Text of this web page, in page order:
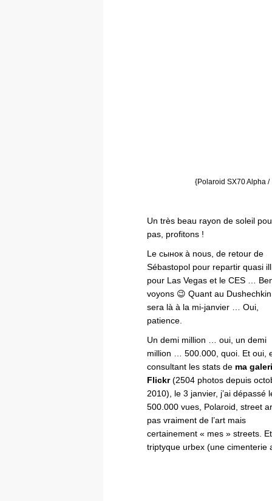
{Polaroid SX70 Alpha
Un très beau rayon de soleil
pas, profitons !
Le сынок à nous, de retour de
Sébastopol pour repartir quasi
pour Las Vegas et le CES …
voyons 😉 Quant au
sera là à la mi-janvier … Oui,
patience.
Un demi million … oui, un demi
million … 500.000, quoi. Et oui,
consultant les stats de ma
Flickr(2504 photos depuis
2010), le 3 janvier, j’ai dépassé
500.000 vues, Polaroid, street
pas vraiment de l’art mais
certainement « mes » streets.
triptyque urbex (une